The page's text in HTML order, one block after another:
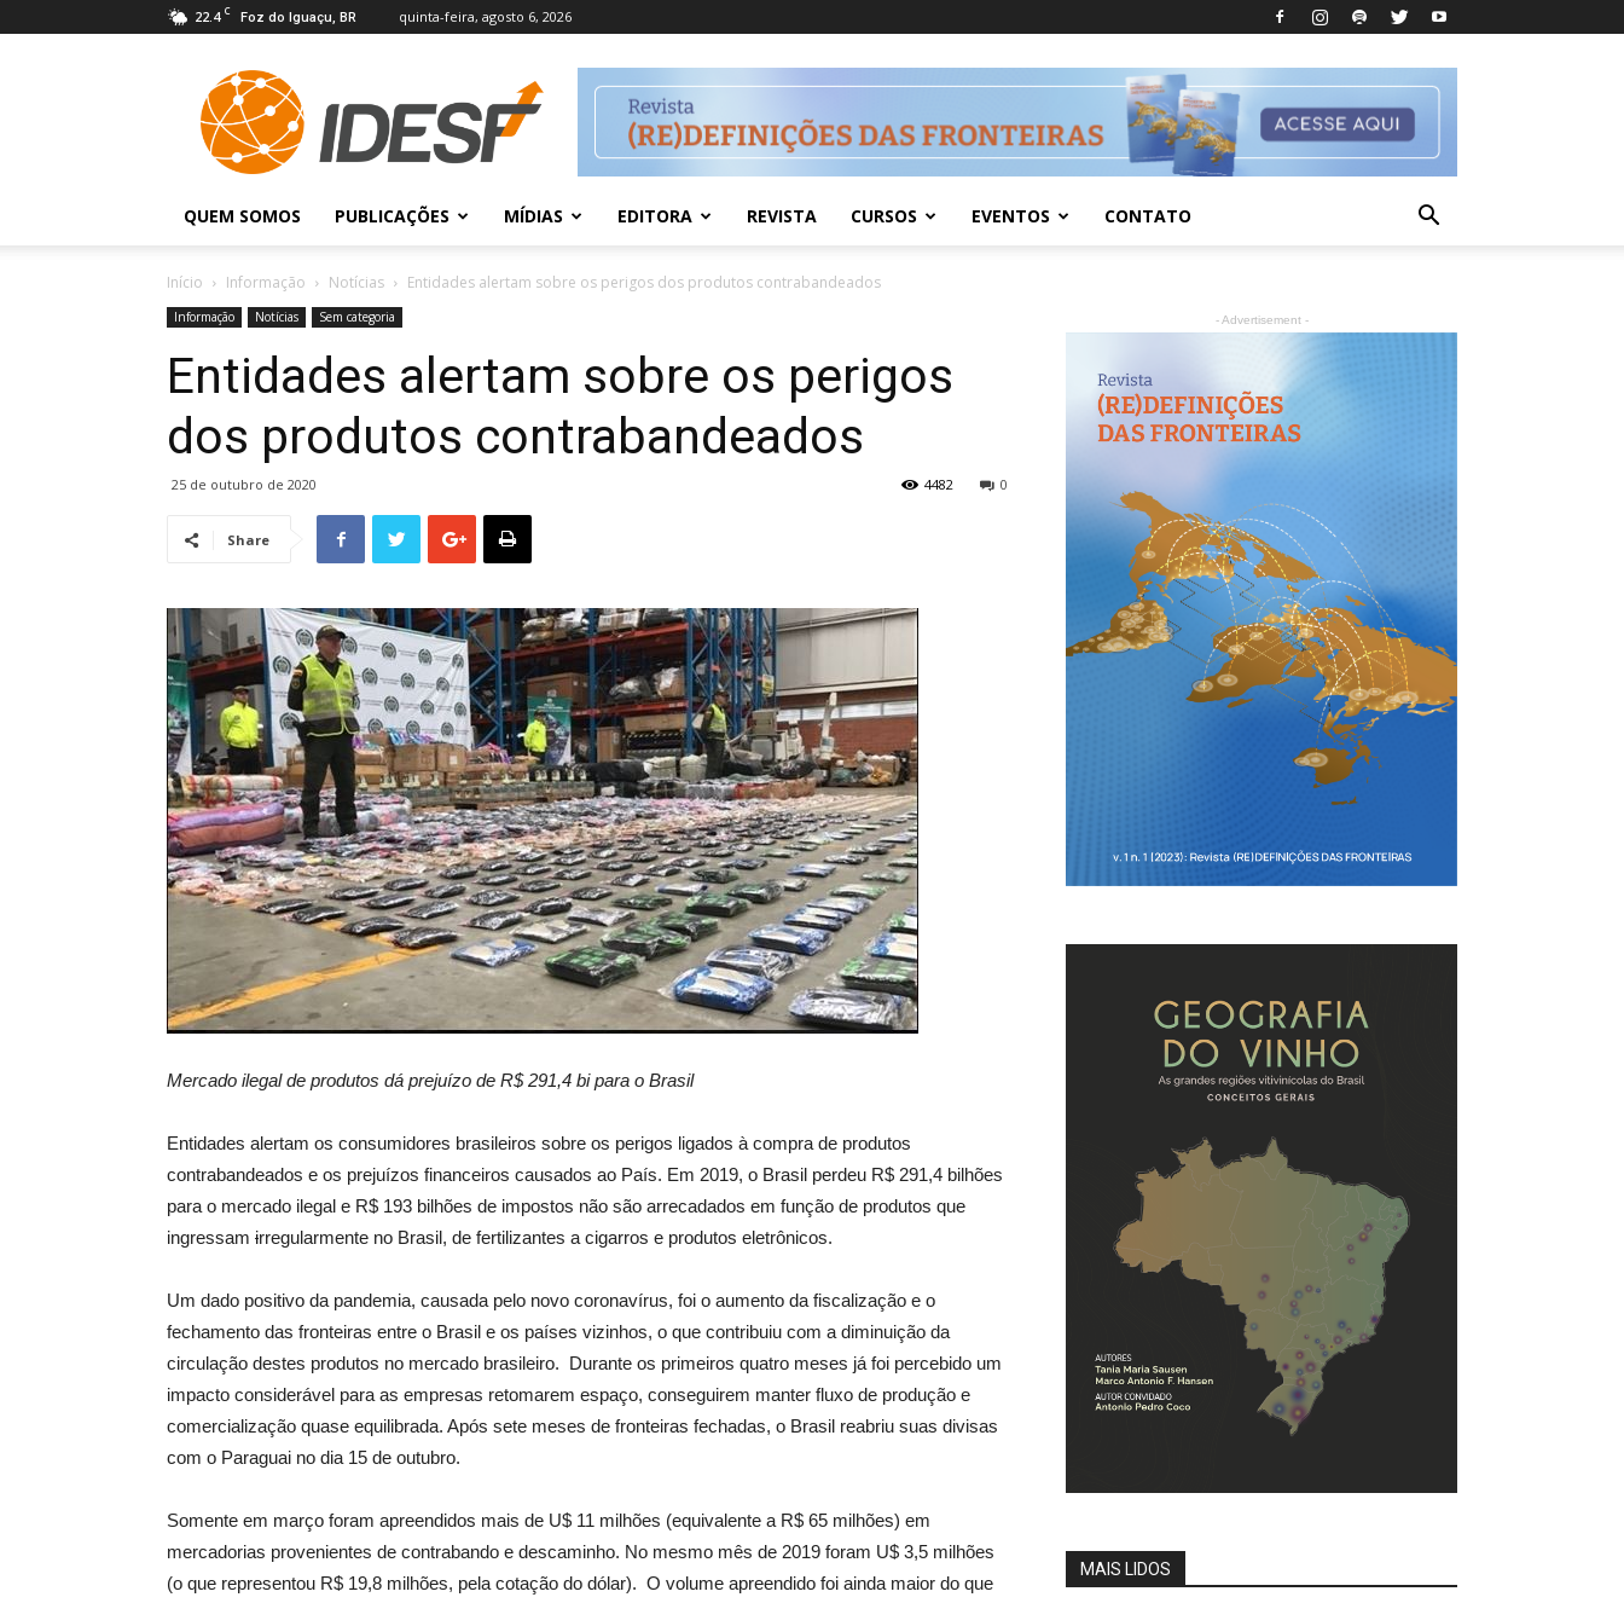
22.4 C Foz do Iguaçu, BR quinta-feira, agosto 6, 2026
IDESF
QUEM SOMOS PUBLICAÇÕES MÍDIAS EDITORA REVISTA CURSOS EVENTOS CONTATO
Início Informação Notícias Entidades alertam sobre os perigos dos produtos contrabandeados
Informação Notícias Sem categoria
Entidades alertam sobre os perigos
dos produtos contrabandeados
25 de outubro de 2020 0
4482
Share
Mercado ilegal de produtos dá prejuízo de R$ 291,4 bi para o Brasil
Entidades alertam os consumidores brasileiros sobre os perigos ligados à compra de produtos
contrabandeados e os prejuízos financeiros causados ao País. Em 2019, o Brasil perdeu R$ 291,4 bilhões
para o mercado ilegal e R$ 193 bilhões de impostos não são arrecadados em função de produtos que
ingressam irregularmente no Brasil, de fertilizantes a cigarros e produtos eletrônicos.
Um dado positivo da pandemia, causada pelo novo coronavírus, foi o aumento da fiscalização e o
fechamento das fronteiras entre o Brasil e os países vizinhos, o que contribuiu com a diminuição da
circulação destes produtos no mercado brasileiro. Durante os primeiros quatro meses já foi percebido um
impacto considerável para as empresas retomarem espaço, conseguirem manter fluxo de produção e
comercialização quase equilibrada. Após sete meses de fronteiras fechadas, o Brasil reabriu suas divisas
com o Paraguai no dia 15 de outubro.
Somente em março foram apreendidos mais de U$ 11 milhões (equivalente a R$ 65 milhões) em
mercadorias provenientes de contrabando e descaminho. No mesmo mês de 2019 foram U$ 3,5 milhões
(o que representou R$ 19,8 milhões, pela cotação do dólar). O volume apreendido foi ainda maior do que
- Advertisement -
MAIS LIDOS